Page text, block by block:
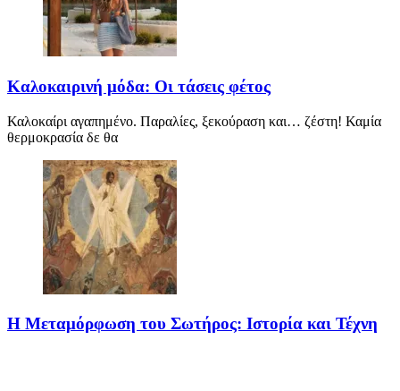
Καλοκαιρινή μόδα: Οι τάσεις φέτος
Καλοκαίρι αγαπημένο. Παραλίες, ξεκούραση και… ζέστη! Καμία
θερμοκρασία δε θα
Η Μεταμόρφωση του Σωτήρος: Ιστορία και Τέχνη